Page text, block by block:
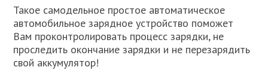
Такое самодельное простое автоматическое
автомобильное зарядное устройство поможет
Вам проконтролировать процесс зарядки, не
проследить окончание зарядки и не перезарядить
свой аккумулятор!